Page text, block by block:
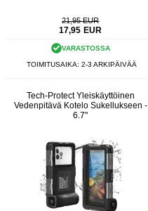
21,95 EUR
17,95 EUR
VARASTOSSA
TOIMITUSAIKA: 2-3 ARKIPÄIVÄÄ
Tech-Protect Yleiskäyttöinen
Vedenpitävä Kotelo Sukellukseen -
6.7"